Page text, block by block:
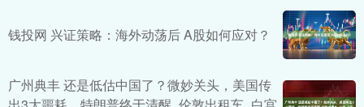
钱投网 兴证策略：海外动荡后 A股如何应对？
广州典丰 还是低估中国了？微妙关头，美国传